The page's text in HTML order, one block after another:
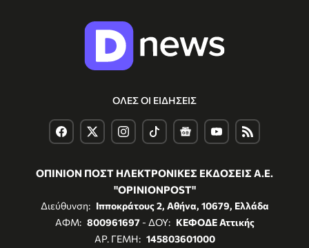
ΟΛΕΣ ΟΙ ΕΙΔΗΣΕΙΣ
ΟΠΙΝΙΟΝ ΠΟΣΤ ΗΛΕΚΤΡΟΝΙΚΕΣ ΕΚΔΟΣΕΙΣ Α.Ε.
"OPINIONPOST"
Διεύθυνση: Ιπποκράτους 2, Αθήνα, 10679, Ελλάδα
ΑΦΜ: 800961697- ΔΟΥ: ΚΕΦΟΔΕ Αττικής
ΑΡ. ΓΕΜΗ: 145803601000